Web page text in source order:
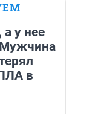
у нее
Мужчина
в